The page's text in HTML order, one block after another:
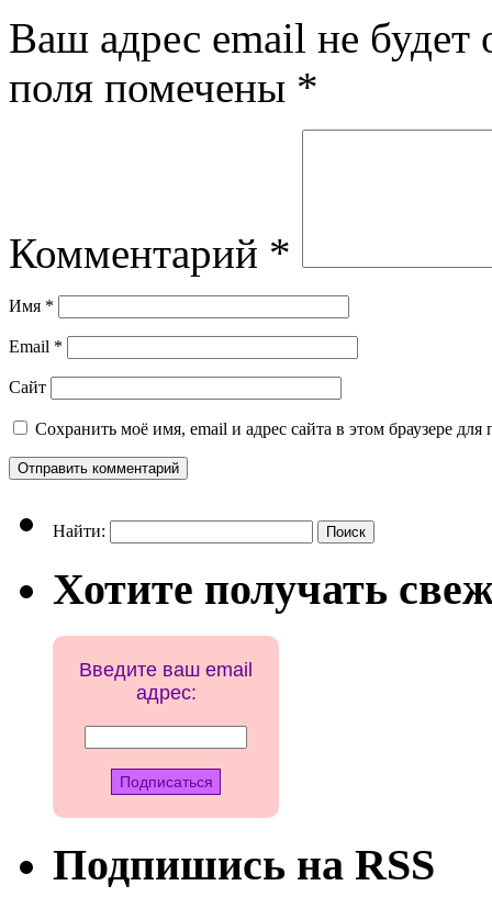
Ваш адрес email не будет
поля помечены *
Комментарий *
Имя *
Email *
Сайт
Сохранить моё имя, email и адрес сайта в этом браузере
Найти:
Хотите получать
Введите ваш email
адрес:
Подпишись на RSS